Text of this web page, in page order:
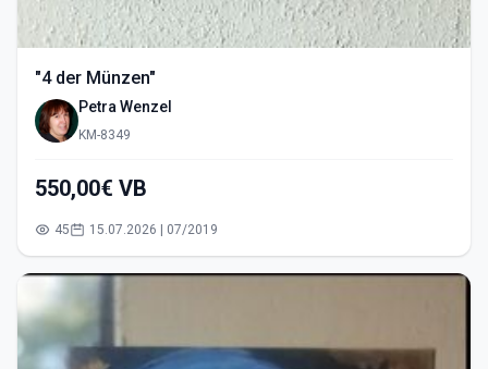
"4 der Münzen"
Petra Wenzel
KM-8349
550,00€ VB
45 15.07.2026 | 07/2019